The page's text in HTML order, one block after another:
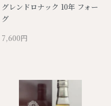
グレンドロナック 10年 フォー
グ
7,600円